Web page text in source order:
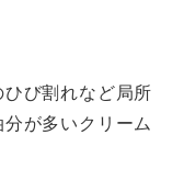
び割れなど局所
が多いクリーム